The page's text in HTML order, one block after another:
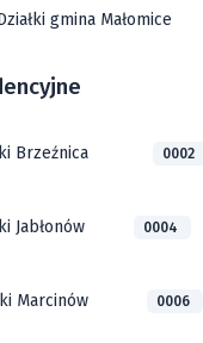
gmina Małomice
Brzeźnica 0002
Jabłonów 0004
Marcinów 0006